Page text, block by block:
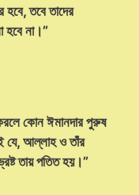
হবে, তবে তাদের
হবে না।”
কোন ঈমানদার পুরুষ
যে, আল্লাহ ও তাঁর
তায় পতিত হয়।”